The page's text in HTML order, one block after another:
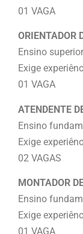
01 VAGA
ORIENTADOR
Ensino
Exige
01 VAGA
ATENDENTE
Ensino
Exige
02 VAGAS
MONTADOR
Ensino
Exige
01 VAGA